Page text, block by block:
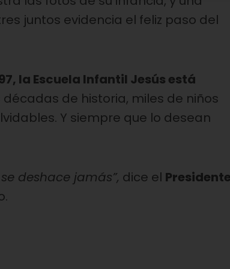
juntos evidencia el feliz paso del
la Escuela Infantil Jesús está
de historia, miles de niños
Y siempre que lo desean
deshace jamás”, dice el